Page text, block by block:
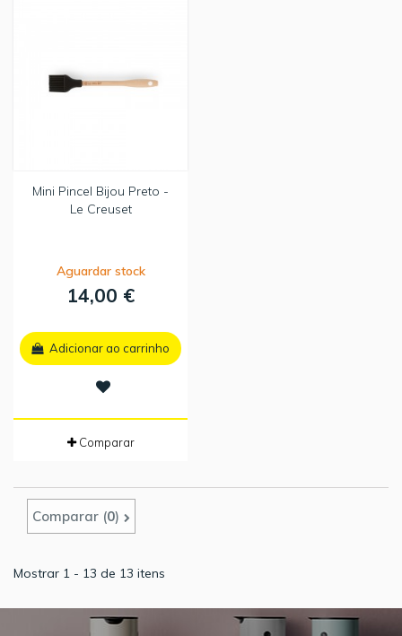
Mini Pincel Bijou Preto -
Le Creuset
Aguardar stock
14,00 €
Adicionar ao carrinho
Comparar
Comparar (0)
Mostrar 1 - 13 de 13 itens